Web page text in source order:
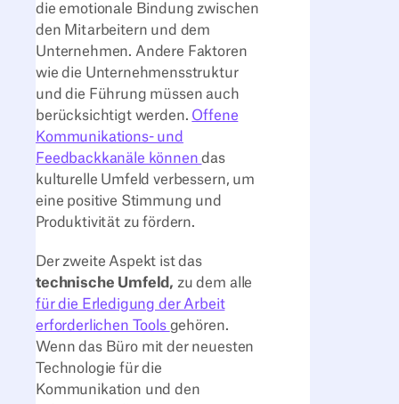
die emotionale Bindung zwischen
den Mitarbeitern und dem
Unternehmen. Andere Faktoren
wie die Unternehmensstruktur
und die Führung müssen auch
berücksichtigt werden. Offene
Kommunikations- und
Feedbackkanäle könnendas
kulturelle Umfeld verbessern, um
eine positive Stimmung und
Produktivität zu fördern.
Der zweite Aspekt ist das
technische Umfeld, zu dem alle
für die Erledigung der Arbeit
erforderlichen Tools gehören.
Wenn das Büro mit der neuesten
Technologie für die
Kommunikation und den